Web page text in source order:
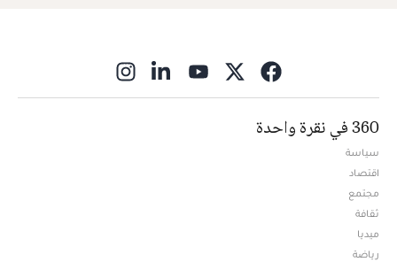
360 في نقرة واحدة
سياسة
اقتصاد
مجتمع
ثقافة
ميديا
رياضة